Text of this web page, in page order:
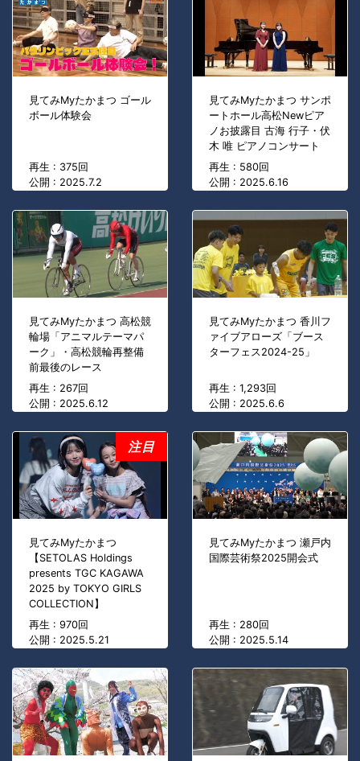
見てみMyたかまつ ゴール
ボール体験会
再生 : 375回
公開 : 2025.7.2
見てみMyたかまつ サンポ
ートホール高松Newピア
ノお披露目 古海 行子・伏
木 唯 ピアノコンサート
再生 : 580回
公開 : 2025.6.16
見てみMyたかまつ 高松競
輪場「アニマルテーマパ
ーク」・高松競輪再整備
前最後のレース
再生 : 267回
公開 : 2025.6.12
見てみMyたかまつ 香川フ
ァイブアローズ「ブース
ターフェス2024-25」
再生 : 1,293回
公開 : 2025.6.6
見てみMyたかまつ
【SETOLAS Holdings
presents TGC KAGAWA
2025 by TOKYO GIRLS
COLLECTION】
再生 : 970回
公開 : 2025.5.21
注目
見てみMyたかまつ 瀬戸内
国際芸術祭2025開会式
再生 : 280回
公開 : 2025.5.14